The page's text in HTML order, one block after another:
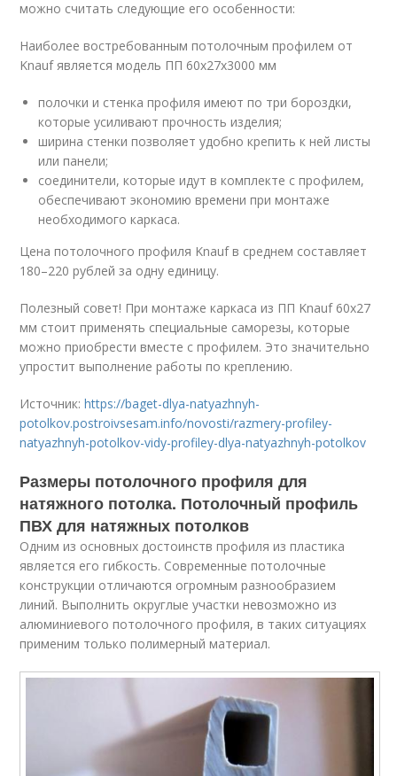
можно считать следующие его особенности:
Наиболее востребованным потолочным профилем от
Knauf является модель ПП 60х27х3000 мм
полочки и стенка профиля имеют по три бороздки,
которые усиливают прочность изделия;
ширина стенки позволяет удобно крепить к ней листы
или панели;
соединители, которые идут в комплекте с профилем,
обеспечивают экономию времени при монтаже
необходимого каркаса.
Цена потолочного профиля Knauf в среднем составляет
180–220 рублей за одну единицу.
Полезный совет! При монтаже каркаса из ПП Knauf 60х27
мм стоит применять специальные саморезы, которые
можно приобрести вместе с профилем. Это значительно
упростит выполнение работы по креплению.
Источник:https://baget-dlya-natyazhnyh-
potolkov.postroivsesam.info/novosti/razmery-profiley-
natyazhnyh-potolkov-vidy-profiley-dlya-natyazhnyh-potolkov
Размеры потолочного профиля для
натяжного потолка. Потолочный профиль
ПВХ для натяжных потолков
Одним из основных достоинств профиля из пластика
является его гибкость. Современные потолочные
конструкции отличаются огромным разнообразием
линий. Выполнить округлые участки невозможно из
алюминиевого потолочного профиля, в таких ситуациях
применим только полимерный материал.